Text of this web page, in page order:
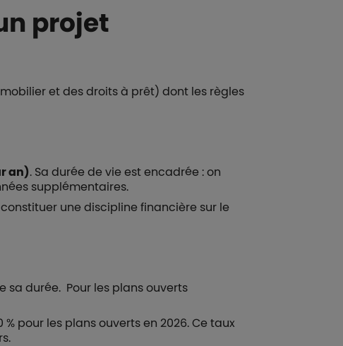
projet
et des droits à prêt) dont les règles
an). Sa durée de vie est encadrée : on
supplémentaires.
une discipline financière sur le
durée. Pour les plans ouverts
% pour les plans ouverts en 2026. Ce taux